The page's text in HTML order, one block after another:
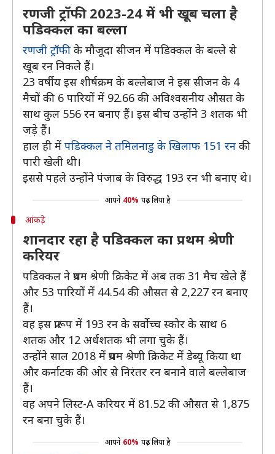
रणजी ट्रॉफी 2023-24 में भी खूब चला है
पडिक्कल का बल्ला
रणजी ट्रॉफी के मौजूदा सीजन में पडिक्कल के बल्ले से
खूब रन निकले हैं।
23 वर्षीय इस शीर्षक्रम के बल्लेबाज ने इस सीजन के 4
मैचों की 6 पारियों में 92.66 की अविश्वसनीय औसत के
साथ कुल 556 रन बनाए हैं। इस बीच उन्होंने 3 शतक भी
जड़े हैं।
हाल ही में पडिक्कल ने तमिलनाडु के खिलाफ 151 रन की
पारी खेली थी।
इससे पहले उन्होंने पंजाब के विरुद्ध 193 रन भी बनाए थे।
आपने 40% पढ़ लिया है
आंकड़े
शानदार रहा है पडिक्कल का प्रथम श्रेणी
करियर
पडिक्कल ने प्रथम श्रेणी क्रिकेट में अब तक 31 मैच खेले हैं
और 53 पारियों में 44.54 की औसत से 2,227 रन बनाए
हैं।
वह इस प्रारूप में 193 रन के सर्वोच्च स्कोर के साथ 6
शतक और 12 अर्धशतक भी लगा चुके हैं।
उन्होंने साल 2018 में प्रथम श्रेणी क्रिकेट में डेब्यू किया था
और कर्नाटक की ओर से निरंतर रन बनाने वाले बल्लेबाज
हैं।
वह अपने लिस्ट-A करियर में 81.52 की औसत से 1,875
रन बना चुके हैं।
आपने 60% पढ़ लिया है